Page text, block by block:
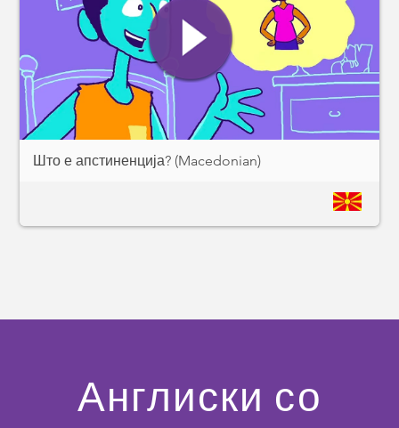
Што е апстиненција? (Macedonian)
Англиски со